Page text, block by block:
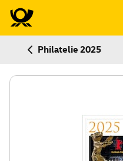
Philatelie 2025